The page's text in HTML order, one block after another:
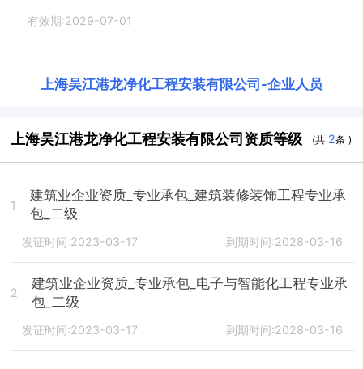
有效期:2029-07-01
上海吴江港龙净化工程安装有限公司 -企业人员
上海吴江港龙净化工程安装有限公司资质等级 (共 2条 )
1
建筑业企业资质_专业承包_建筑装修装饰工程专业承
包_二级
发证时间:2023-03-17 到期时间:2028-03-16
2
建筑业企业资质_专业承包_电子与智能化工程专业承
包_二级
发证时间:2023-03-17 到期时间:2028-03-16